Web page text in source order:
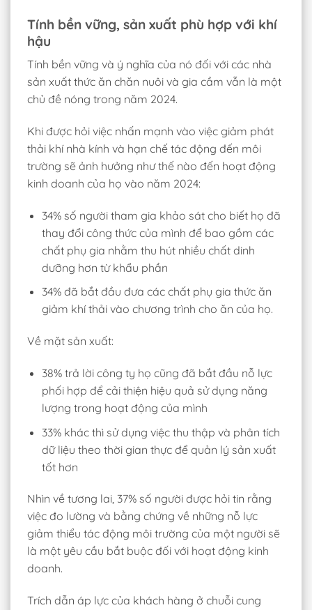
Tính bền vững, sản xuất phù hợp với khí
hậu
Tính bền vững và ý nghĩa của nó đối với các nhà
sản xuất thức ăn chăn nuôi và gia cầm vẫn là một
chủ đề nóng trong năm 2024.
Khi được hỏi việc nhấn mạnh vào việc giảm phát
thải khí nhà kính và hạn chế tác động đến môi
trường sẽ ảnh hưởng như thế nào đến hoạt động
kinh doanh của họ vào năm 2024:
34% số người tham gia khảo sát cho biết họ đã
thay đổi công thức của mình để bao gồm các
chất phụ gia nhằm thu hút nhiều chất dinh
dưỡng hơn từ khẩu phần
34% đã bắt đầu đưa các chất phụ gia thức ăn
giảm khí thải vào chương trình cho ăn của họ.
Về mặt sản xuất:
38% trả lời công ty họ cũng đã bắt đầu nỗ lực
phối hợp để cải thiện hiệu quả sử dụng năng
lượng trong hoạt động của mình
33% khác thì sử dụng việc thu thập và phân tích
dữ liệu theo thời gian thực để quản lý sản xuất
tốt hơn
Nhìn về tương lai, 37% số người được hỏi tin rằng
việc đo lường và bằng chứng về những nỗ lực
giảm thiểu tác động môi trường của một người sẽ
là một yêu cầu bắt buộc đối với hoạt động kinh
doanh.
Trích dẫn áp lực của khách hàng ở chuỗi cung